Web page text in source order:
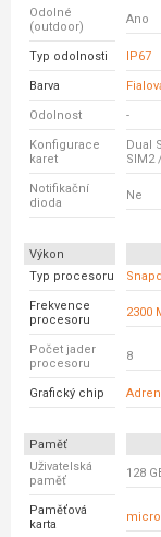
Odolné
(outdoor)
Ano
Typ odolnosti IP67
Barva
Odolnost -
Konfigurace
karet
Dual
SIM2
Notifikační
dioda
Ne
Výkon
Typ procesoru
Frekvence
procesoru
2300
Počet jader
procesoru
8
Grafický chip
Paměť
Uživatelská
paměť
128
Paměťová
karta